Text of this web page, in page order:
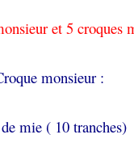
et 5
monsieur :
mie ( 10 tranches)